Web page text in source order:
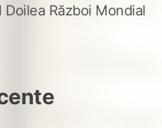
Război Mondial